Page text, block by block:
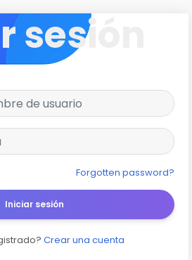
Forgotten password?
Iniciar sesión
Crear una cuenta